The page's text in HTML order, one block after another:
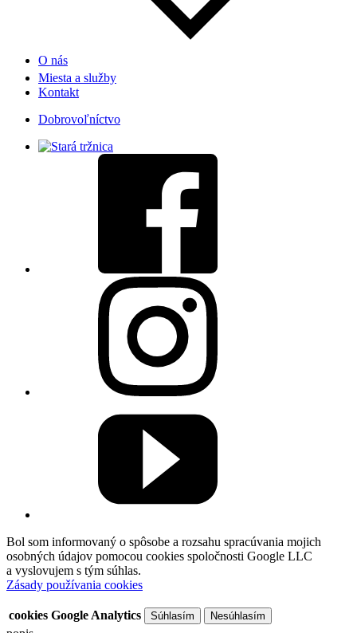
O nás
Miesta a služby
Kontakt
Dobrovoľníctvo
Bol som informovaný o spôsobe a rozsahu spracúvania mojich
osobných údajov pomocou cookies spoločnosti Google LLC
a vyslovujem s tým súhlas.
Zásady používania cookies
cookies Google Analytics Súhlasím Nesúhlasím